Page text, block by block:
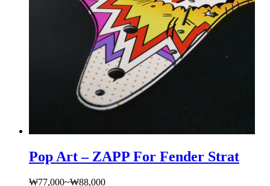
상
품
이
지
에
서
옵
션
할
있
에
있
습
니
다.
상
품
페
서
옵
션
Pop Art – ZAPP For Fender Strat
₩77,000~₩88,000가